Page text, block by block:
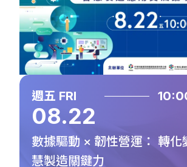
週五 FRI
08.22
數據驅動 × 韌性營運： 轉化
慧製造關鍵力